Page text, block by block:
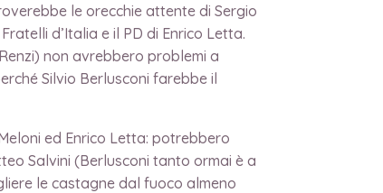
le orecchie attente di Sergio
d’Italia e il PD di Enrico Letta.
non avrebbero problemi a
Silvio Berlusconi farebbe il
ed Enrico Letta: potrebbero
Salvini (Berlusconi tanto ormai è a
le castagne dal fuoco almeno